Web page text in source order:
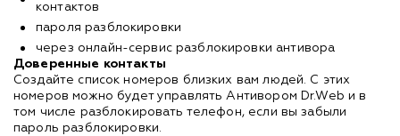
контактов
пароля разблокировки
через онлайн-сервис разблокировки антивора
Доверенные контакты
Создайте список номеров близких вам людей. С этих
номеров можно будет управлять Антивором Dr.Web и в
том числе разблокировать телефон, если вы забыли
пароль разблокировки.